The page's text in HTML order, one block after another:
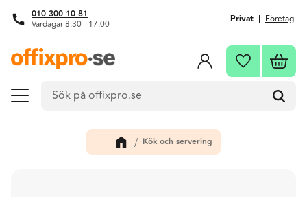
Meny
010 300 10 81
Vardagar 8.30 - 17.00 Privat Företag
Favoriter
Kök och servering